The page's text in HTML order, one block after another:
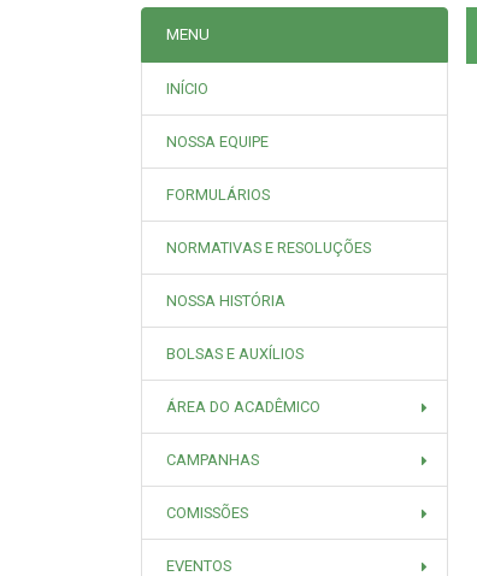
MENU
INÍCIO
NOSSA EQUIPE
FORMULÁRIOS
NORMATIVAS E RESOLUÇÕES
NOSSA HISTÓRIA
BOLSAS E AUXÍLIOS
ÁREA DO ACADÊMICO
CAMPANHAS
COMISSÕES
EVENTOS